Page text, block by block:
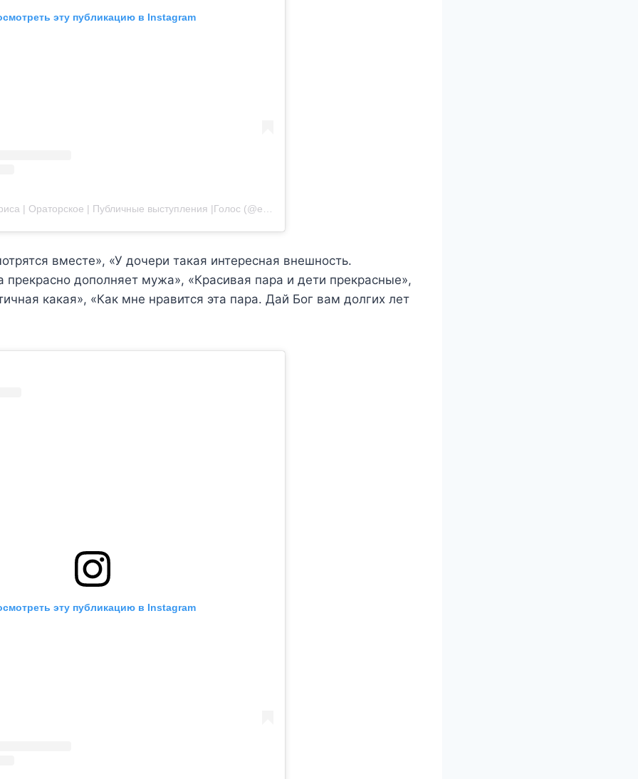
эту публикацию в Instagram
Публикация от Актриса | Ораторское | Публичные выступления |Голос (@elena_xabarova)
вместе», «У дочери такая интересная внешность.
прекрасно дополняет мужа», «Красивая пара и дети прекрасные»,
какая», «Как мне нравится эта пара. Дай Бог вам долгих лет
эту публикацию в Instagram